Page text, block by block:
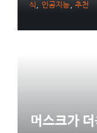
식
인공지능 ,추천
머스크가